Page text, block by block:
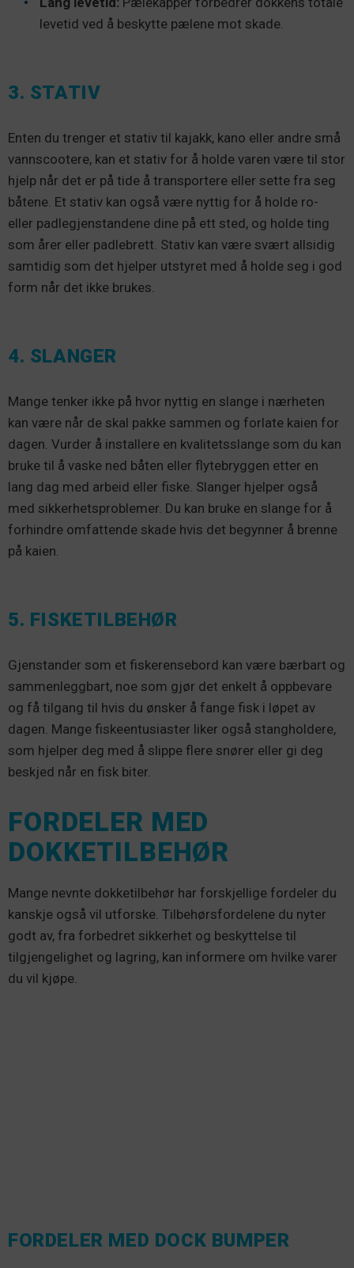
levetid ved å beskytte pælene mot skade.
3. STATIV
Enten du trenger et stativ til kajakk, kano eller andre små
vannscootere, kan et stativ for å holde varen være til stor
hjelp når det er på tide å transportere eller sette fra seg
båtene. Et stativ kan også være nyttig for å holde ro-
eller padlegjenstandene dine på ett sted, og holde ting
som årer eller padlebrett. Stativ kan være svært allsidig
samtidig som det hjelper utstyret med å holde seg i god
form når det ikke brukes.
4. SLANGER
Mange tenker ikke på hvor nyttig en slange i nærheten
kan være når de skal pakke sammen og forlate kaien for
dagen. Vurder å installere en kvalitetsslange som du kan
bruke til å vaske ned båten eller flytebryggen etter en
lang dag med arbeid eller fiske. Slanger hjelper også
med sikkerhetsproblemer. Du kan bruke en slange for å
forhindre omfattende skade hvis det begynner å brenne
på kaien.
5. FISKETILBEHØR
Gjenstander som et fiskerensebord kan være bærbart og
sammenleggbart, noe som gjør det enkelt å oppbevare
og få tilgang til hvis du ønsker å fange fisk i løpet av
dagen. Mange fiskeentusiaster liker også stangholdere,
som hjelper deg med å slippe flere snører eller gi deg
beskjed når en fisk biter.
FORDELER MED
DOKKETILBEHØR
Mange nevnte dokketilbehør har forskjellige fordeler du
kanskje også vil utforske. Tilbehørsfordelene du nyter
godt av, fra forbedret sikkerhet og beskyttelse til
tilgjengelighet og lagring, kan informere om hvilke varer
du vil kjøpe.
FORDELER MED DOCK BUMPER